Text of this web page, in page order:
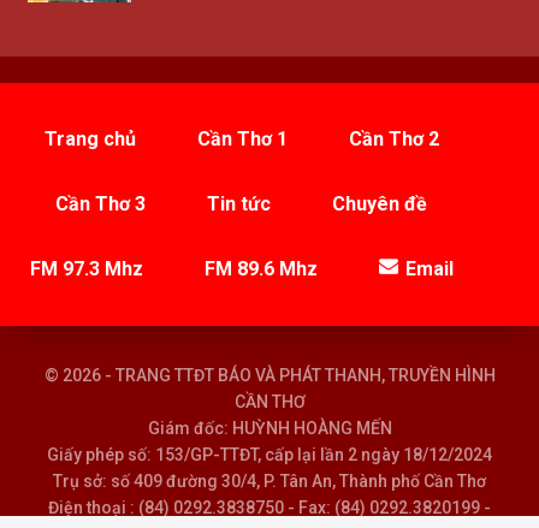
Trang chủ Cần Thơ 1 Cần Thơ 2
Cần Thơ 3 Tin tức Chuyên đề
FM 97.3 Mhz FM 89.6 Mhz Email
© 2026 - TRANG TTĐT BÁO VÀ PHÁT THANH, TRUYỀN HÌNH
CẦN THƠ
Giám đốc: HUỲNH HOÀNG MẾN
Giấy phép số: 153/GP-TTĐT, cấp lại lần 2 ngày 18/12/2024
Trụ sở: số 409 đường 30/4, P. Tân An, Thành phố Cần Thơ
Điện thoại : (84) 0292.3838750 - Fax: (84) 0292.3820199 -